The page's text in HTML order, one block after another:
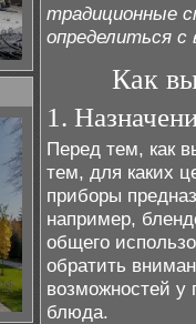
традиционные
определиться
Как
1.
Перед тем, как
тем, для каких
приборы
например,
общего
обратить
возможностей у
блюда.